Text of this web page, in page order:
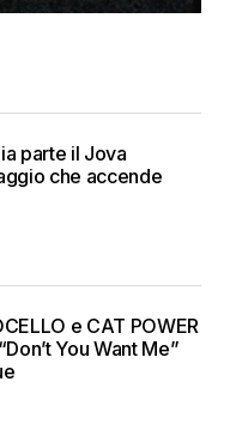
parte il Jova
che accende
e CAT POWER
You Want Me”